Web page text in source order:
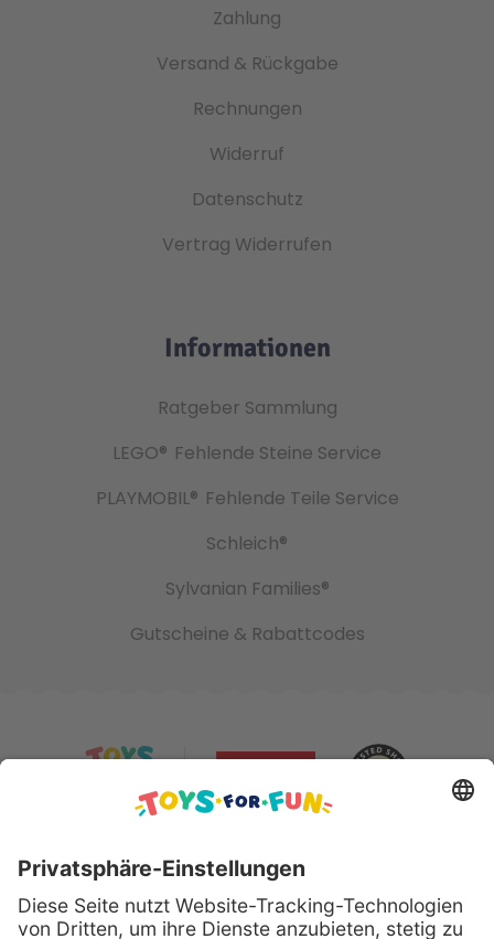
Zahlung
Versand & Rückgabe
Rechnungen
Widerruf
Datenschutz
Vertrag Widerrufen
Informationen
Ratgeber Sammlung
LEGO® Fehlende Steine Service
PLAYMOBIL® Fehlende Teile Service
Schleich®
Sylvanian Families®
Gutscheine & Rabattcodes
Sicher bezahlen mit: